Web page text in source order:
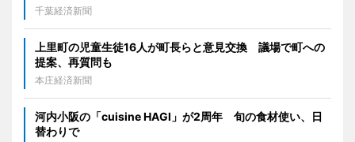
千葉経済新聞
上里町の児童生徒16人が町長らと意見交換 議場で町への
提案、再質問も
本庄経済新聞
河内小阪の「cuisine HAGI」が2周年 旬の食材使い、日
替わりで